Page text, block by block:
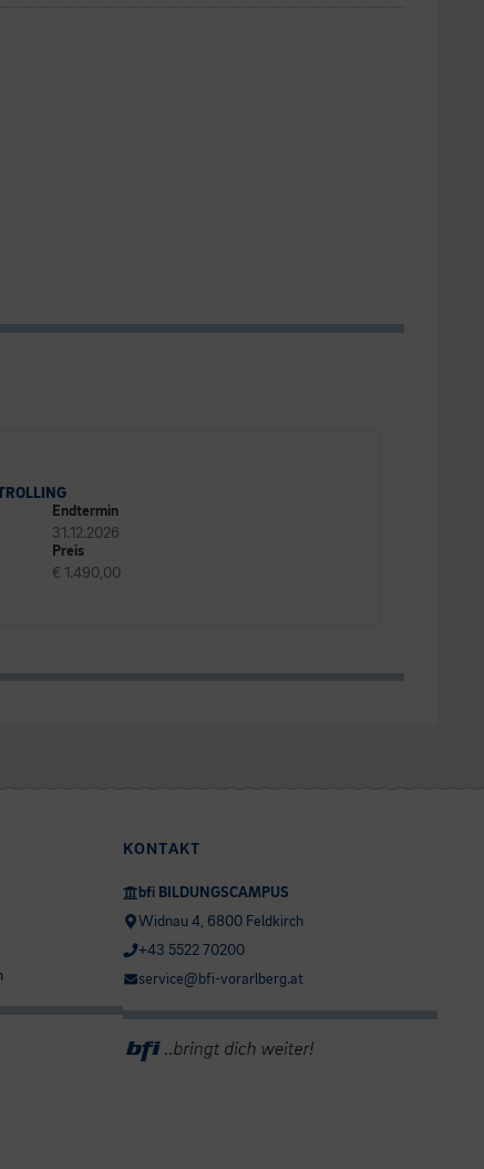
Endtermin
31.12.2026
Preis
€ 1.490,00
KONTAKT
bfi BILDUNGSCAMPUS
Widnau 4, 6800 Feldkirch
+43 5522 70200
service@bfi-vorarlberg.at